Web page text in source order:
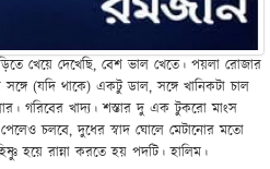
খেয়ে দেখেছি, বেশ ভাল খেতে। পয়লা রোজার
(যদি থাকে) একটু ডাল, সঙ্গে খানিকটা চাল
গরিবের খাদ্য। শস্তার দু এক টুকরো মাংস
চলবে, দুধের স্বাদ ঘোলে মেটানোর মতো
হয়ে রান্না করতে হয় পদটি। হালিম।